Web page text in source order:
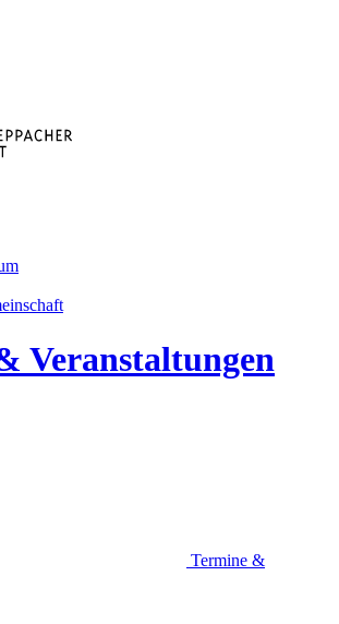
Veranstaltungen
Termine &